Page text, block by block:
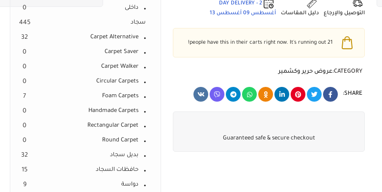
التوصيل والإرجاع دليل المقاسات
2 - DAY DELIVERY
أغسطس 09
أغسطس 13
21
CATEGORY: عروض حرير وكشمير
SHARE:
Guaranteed safe & secure checkout
داخلى 0
سجاد 445
Carpet Alternative
32
Carpet Saver
0
Carpet Walker
0
Circular Carpets
0
Foam Carpets
7
Handmade Carpets
0
Rectangular Carpet
0
Round Carpet
0
بديل سجاد 32
حافظات السجاد 15
دواسة 9